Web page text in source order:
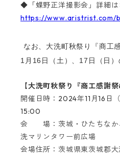
◆「蝶野正洋撮影会」詳細は
https://www.aristrist.com/
なお、大洗町秋祭り『商工
1月16日（土）、17日（日）
【大洗町秋祭り『商工感謝祭
開催日時：2024年11月16日
15:00
会 場：茨城・ひたちなか
洗マリンタワー前広場
会場住所：茨城県東茨城郡